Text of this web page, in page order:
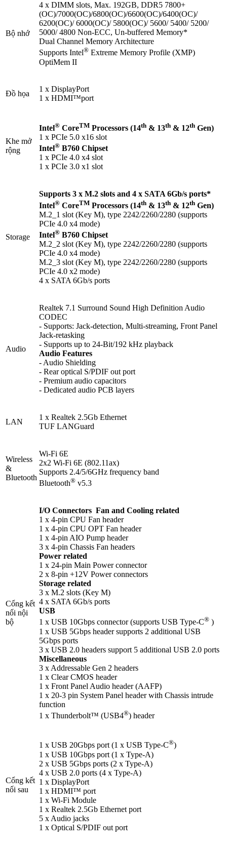
Bộ nhớ
4 x DIMM slots, Max. 192GB, DDR5 7800+
(OC)/7000(OC)/6800(OC)/6600(OC)/6400(OC)/
6200(OC)/ 6000(OC)/ 5800(OC)/ 5600/ 5400/ 5200/
5000/ 4800 Non-ECC, Un-buffered Memory*
Dual Channel Memory Architecture
Supports Intel® Extreme Memory Profile (XMP)
OptiMem II
Đồ họa
1 x DisplayPort
1 x HDMI™port
Khe mở
rộng
Intel® CoreTM Processors (14th & 13th & 12th Gen)
1 x PCIe 5.0 x16 slot
Intel® B760 Chipset
1 x PCIe 4.0 x4 slot
1 x PCIe 3.0 x1 slot
Storage
Supports 3 x M.2 slots and 4 x SATA 6Gb/s ports*
Intel® CoreTM Processors (14th & 13th & 12th Gen)
M.2_1 slot (Key M), type 2242/2260/2280 (supports
PCIe 4.0 x4 mode)
Intel® B760 Chipset
M.2_2 slot (Key M), type 2242/2260/2280 (supports
PCIe 4.0 x4 mode)
M.2_3 slot (Key M), type 2242/2260/2280 (supports
PCIe 4.0 x2 mode)
4 x SATA 6Gb/s ports
Audio
Realtek 7.1 Surround Sound High Definition Audio
CODEC
- Supports: Jack-detection, Multi-streaming, Front Panel
Jack-retasking
- Supports up to 24-Bit/192 kHz playback
Audio Features
- Audio Shielding
- Rear optical S/PDIF out port
- Premium audio capacitors
- Dedicated audio PCB layers
LAN
1 x Realtek 2.5Gb Ethernet
TUF LANGuard
Wireless
&
Bluetooth
Wi-Fi 6E
2x2 Wi-Fi 6E (802.11ax)
Supports 2.4/5/6GHz frequency band
Bluetooth® v5.3
Cổng kết
nối nội
bộ
I/O Connectors Fan and Cooling related
1 x 4-pin CPU Fan header
1 x 4-pin CPU OPT Fan header
1 x 4-pin AIO Pump header
3 x 4-pin Chassis Fan headers
Power related
1 x 24-pin Main Power connector
2 x 8-pin +12V Power connectors
Storage related
3 x M.2 slots (Key M)
4 x SATA 6Gb/s ports
USB
1 x USB 10Gbps connector (supports USB Type-C® )
1 x USB 5Gbps header supports 2 additional USB
5Gbps ports
3 x USB 2.0 headers support 5 additional USB 2.0 ports
Miscellaneous
3 x Addressable Gen 2 headers
1 x Clear CMOS header
1 x Front Panel Audio header (AAFP)
1 x 20-3 pin System Panel header with Chassis intrude
function
1 x Thunderbolt™ (USB4®) header
Cổng kết
nối sau
1 x USB 20Gbps port (1 x USB Type-C®)
1 x USB 10Gbps port (1 x Type-A)
2 x USB 5Gbps ports (2 x Type-A)
4 x USB 2.0 ports (4 x Type-A)
1 x DisplayPort
1 x HDMI™ port
1 x Wi-Fi Module
1 x Realtek 2.5Gb Ethernet port
5 x Audio jacks
1 x Optical S/PDIF out port